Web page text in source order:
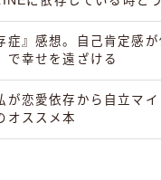
症』感想。自己肯定感
で幸せを遠ざける
が恋愛依存から自立マ
オススメ本